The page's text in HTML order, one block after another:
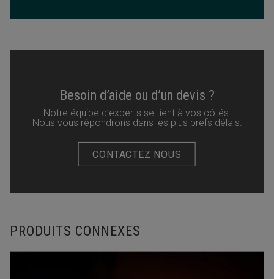
Besoin d’aide ou d’un devis ?
Notre équipe d’experts se tient à vos côtés.
Nous vous répondrons dans les plus brefs délais.
CONTACTEZ NOUS
PRODUITS CONNEXES